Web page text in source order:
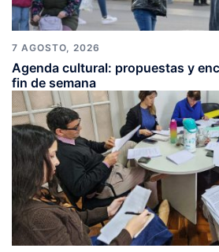
7 AGOSTO, 2026
Agenda cultural: propuestas y
fin de semana